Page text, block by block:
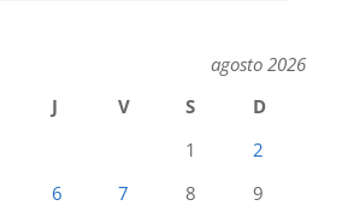
agosto 2026
J V S
D
1
2
6 7 8
9